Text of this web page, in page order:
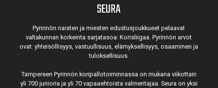
SEURA
Pyrinnön naisten ja miesten edustusjoukkueet pelaavat
valtakunnan korkeinta sarjatasoa: Korisliigaa. Pyrinnön arvot
ovat: yhteisöl­lisyys, vastuul­lisuus, elämyk­sellisyys, osaaminen ja
tulok­sellisuus.
Tampereen Pyrinnön kori­pallo­toimin­nassa on mukana viikottain
yli 700 junioria ja yli 70 vapaa­ehtoista valmen­tajaa. Seura on yksi